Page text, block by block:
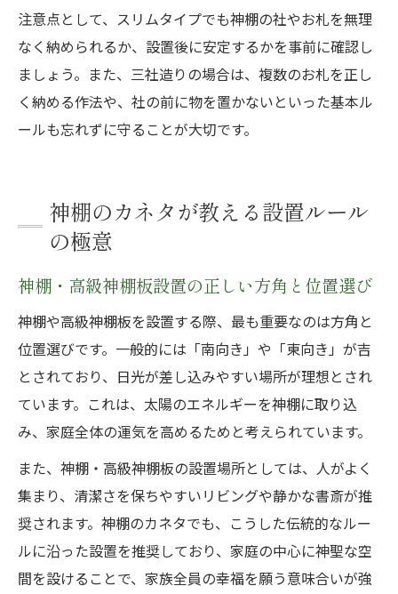
注意点として、スリムタイプでも神棚の社やお札を無理
なく納められるか、設置後に安定するかを事前に確認し
ましょう。また、三社造りの場合は、複数のお札を正し
く納める作法や、社の前に物を置かないといった基本ル
ールも忘れずに守ることが大切です。
神棚のカネタが教える設置ルール
の極意
神棚・高級神棚板設置の正しい方角と位置選び
神棚や高級神棚板を設置する際、最も重要なのは方角と
位置選びです。一般的には「南向き」や「東向き」が吉
とされており、日光が差し込みやすい場所が理想とされ
ています。これは、太陽のエネルギーを神棚に取り込
み、家庭全体の運気を高めるためと考えられています。
また、神棚・高級神棚板の設置場所としては、人がよく
集まり、清潔さを保ちやすいリビングや静かな書斎が推
奨されます。神棚のカネタでも、こうした伝統的なルー
ルに沿った設置を推奨しており、家庭の中心に神聖な空
間を設けることで、家族全員の幸福を願う意味合いが強